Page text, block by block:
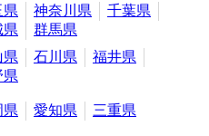
県 神奈川県
千葉県
県 群馬県
県 石川県
福井県
県
県 愛知県 三重県